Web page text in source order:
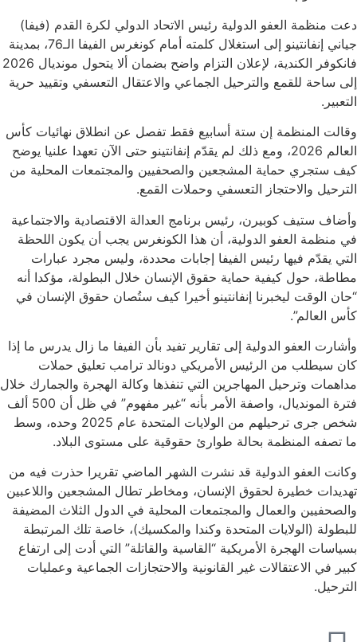
دعت منظمة العفو الدولية رئيس الاتحاد الدولي لكرة القدم (فيفا)
جياني إنفانتينو إلى استغلال كلمته أمام كونغرس الفيفا الـ76، بمدينة
فانكوفر الكندية، لإعلان التزام واضح بضمان ألا يتحول مونديال 2026
إلى ساحة للقمع والترحيل الجماعي والاعتقال التعسفي وتقييد حرية
التعبير.
وقالت المنظمة إن ستة أسابيع فقط تفصل عن انطلاق نهائيات كأس
العالم 2026، ومع ذلك لم يقدّم إنفانتينو حتى الآن تعهدا علنيا يوضح
كيف ستجري حماية المشجعين والصحفيين والمجتمعات المحلية من
الترحيل والاحتجاز التعسفي وحملات القمع.
وأضاف ستيف كوبيرن، رئيس برنامج العدالة الاقتصادية والاجتماعية
في منظمة العفو الدولية، أن هذا الكونغرس يجب أن يكون اللحظة
التي يقدّم فيها رئيس الفيفا إجابات محددة، وليس مجرد عبارات
مطاطة، حول كيفية حماية حقوق الإنسان خلال البطولة، مؤكدا أنه
“حان الوقت ليخبرنا إنفانتينو أخيرا كيف ستُصان حقوق الإنسان في
كأس العالم”.
وأشارت العفو الدولية إلى تقارير تفيد بأن الفيفا ما زال يدرس ما إذا
كان سيطلب من الرئيس الأمريكي دونالد ترامب تعليق حملات
مداهمات وترحيل المهاجرين التي تنفذها وكالة الهجرة والجمارك خلال
فترة المونديال، واصفة الأمر بأنه “غير مفهوم” في ظل أن 500 ألف
شخص جرى ترحيلهم من الولايات المتحدة عام 2025 وحده، وسط
ما تصفه المنظمة بحالة طوارئ حقوقية على مستوى البلاد.
وكانت العفو الدولية قد نشرت الشهر الماضي تقريرا حذرت فيه من
تهديدات خطيرة لحقوق الإنسان، ومخاطر تطال المشجعين واللاعبين
والصحفيين والعمال والمجتمعات المحلية في الدول الثلاث المضيفة
للبطولة (الولايات المتحدة وكندا والمكسيك)، خاصة تلك المرتبطة
بسياسات الهجرة الأمريكية “القاسية والقاتلة” التي أدت إلى ارتفاع
كبير في الاعتقالات غير القانونية والاحتجازات الجماعية وعمليات
الترحيل.